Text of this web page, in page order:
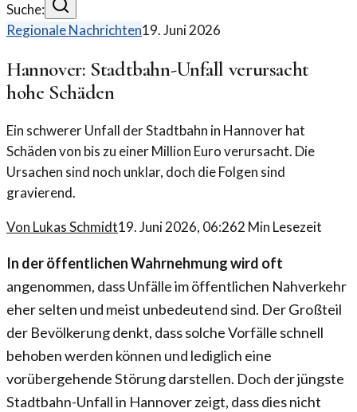
Suche:
Regionale Nachrichten19. Juni 2026
Hannover: Stadtbahn-Unfall verursacht
hohe Schäden
Ein schwerer Unfall der Stadtbahn in Hannover hat
Schäden von bis zu einer Million Euro verursacht. Die
Ursachen sind noch unklar, doch die Folgen sind
gravierend.
Von Lukas Schmidt19. Juni 2026, 06:262 Min Lesezeit
In der öffentlichen Wahrnehmung wird oft
angenommen, dass Unfälle im öffentlichen Nahverkehr
eher selten und meist unbedeutend sind. Der Großteil
der Bevölkerung denkt, dass solche Vorfälle schnell
behoben werden können und lediglich eine
vorübergehende Störung darstellen. Doch der jüngste
Stadtbahn-Unfall in Hannover zeigt, dass dies nicht